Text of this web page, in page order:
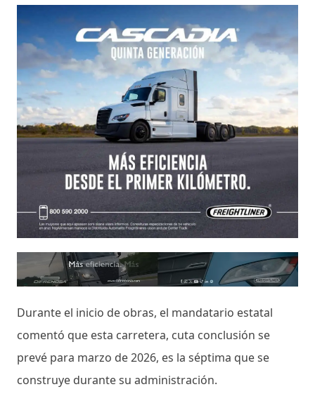
Durante el inicio de obras, el mandatario estatal
comentó que esta carretera, cuta conclusión se
prevé para marzo de 2026, es la séptima que se
construye durante su administración.